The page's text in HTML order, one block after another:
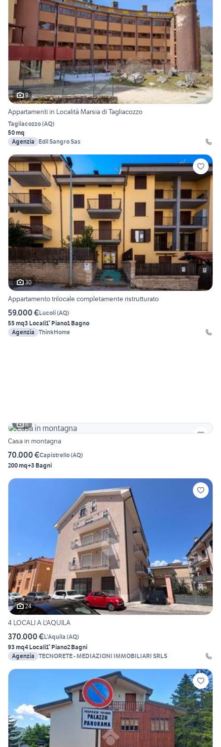
9
Appartamenti in Località Marsia di Tagliacozzo
Tagliacozzo(AQ)
50 mq
Agenzia
Edil Sangro Sas
30
Appartamento trilocale completamente ristrutturato
59.000 €Lucoli(AQ)
55 mq3 Locali1° Piano1 Bagno
Agenzia ThinkHome
6
Casa in montagna
70.000 €Capistrello(AQ)
200 mq+3 Bagni
24
4 LOCALI A L'AQUILA
370.000 €L'Aquila (AQ)
93 mq4 Locali1° Piano2 Bagni
Agenzia TECNORETE - MEDIAZIONI IMMOBILIARI SRLS